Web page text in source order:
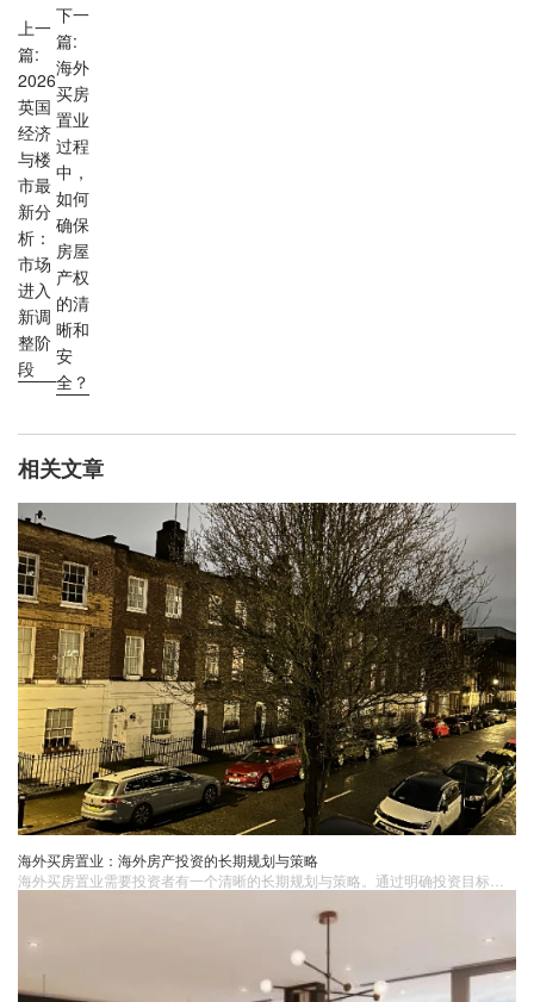
上一
篇:
2026
英国
经济
与楼
市最
新分
析：
市场
进入
新调
整阶
段
下一
篇:
海外
买房
置业
过程
中，
如何
确保
房屋
产权
的清
晰和
安
全？
相关文章
海外买房置业：海外房产投资的长期规划与策略